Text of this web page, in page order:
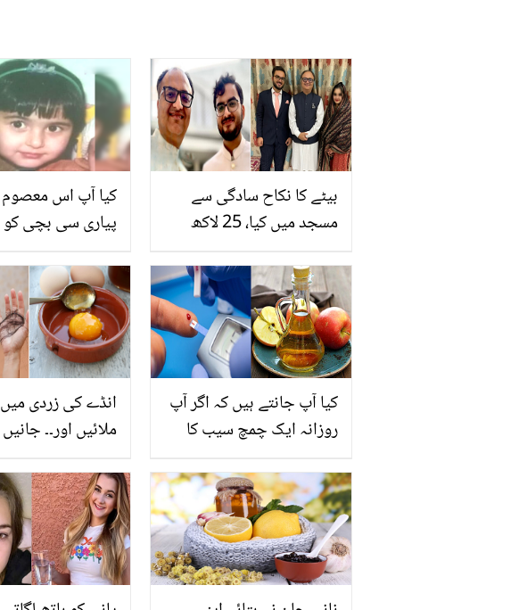
کیا آپ اس معصوم
پیاری سی بچی
بڑی ہو کر اتنی
پہچاننے میں
ہیں
بیٹے کا نکاح سادگی سے
مسجد میں کیا، 25 لاکھ
خرچ کیے ۔۔ والد سب کو کیا
پیغام دینا چاہتے ہیں؟
انڈے کی زردی
ملائیں اور۔۔
بالوں کو روکنے کا
آسان حل
کیا آپ جانتے ہیں کہ اگر آپ
روزانہ ایک چمچ سیب کا
ہوگا؟ جانیں اس کے آپ کی
صحت پر حیرت انگیز نتائج
جو جان کر آپ بھی آج سے
ہی ایسا کرنے لگیں گے